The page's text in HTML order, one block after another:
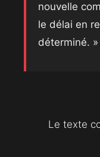
nouvelle
le délai en
déterminé. »
Le texte